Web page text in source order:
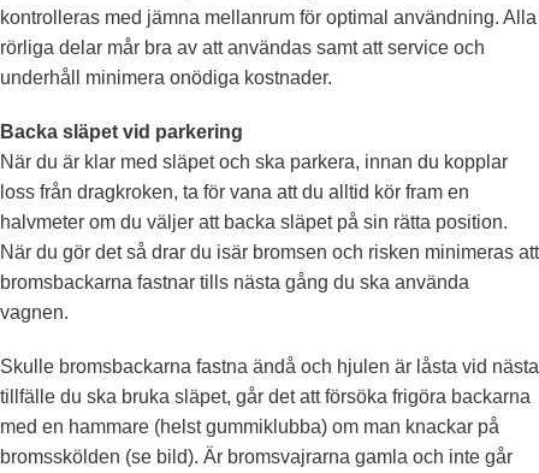
kontrolleras med jämna mellanrum för optimal användning. Alla
rörliga delar mår bra av att användas samt att service och
underhåll minimera onödiga kostnader.
Backa släpet vid parkering
När du är klar med släpet och ska parkera, innan du kopplar
loss från dragkroken, ta för vana att du alltid kör fram en
halvmeter om du väljer att backa släpet på sin rätta position.
När du gör det så drar du isär bromsen och risken minimeras att
bromsbackarna fastnar tills nästa gång du ska använda
vagnen.
Skulle bromsbackarna fastna ändå och hjulen är låsta vid nästa
tillfälle du ska bruka släpet, går det att försöka frigöra backarna
med en hammare (helst gummiklubba) om man knackar på
bromsskölden (se bild). Är bromsvajrarna gamla och inte går